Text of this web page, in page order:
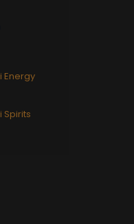
Energy
Spirits